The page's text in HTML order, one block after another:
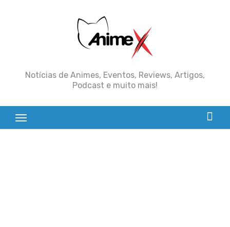
Notícias de Animes, Eventos, Reviews, Artigos,
Podcast e muito mais!